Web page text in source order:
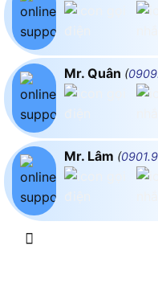
Mr. Quân (
Mr. Lâm (